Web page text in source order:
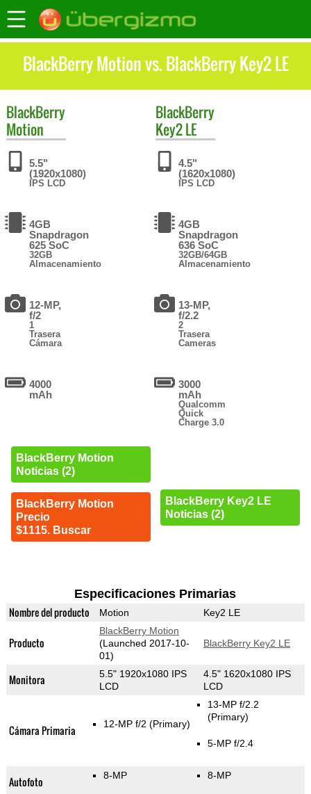
BlackBerry Motion vs. BlackBerry Key2 LE
BlackBerry
Motion
5.5"
(1920x1080)
IPS LCD
4GB
Snapdragon
625 SoC
32GB
Almacenamiento
12-MP,
f/2
1
Trasera
Cámara
4000
mAh
BlackBerry Motion
Noticias (2)
BlackBerry Motion
Precio
$1115. Buscar
BlackBerry
Key2 LE
4.5"
(1620x1080)
IPS LCD
4GB
Snapdragon
636 SoC
32GB/64GB
Almacenamiento
13-MP,
f/2.2
2
Trasera
Cameras
3000
mAh
Qualcomm
Quick
Charge 3.0
BlackBerry Key2 LE
Noticias (2)
Especificaciones Primarias
Nombre del producto Motion Key2 LE
Producto
BlackBerry Motion
(Launched 2017-10-
01)
BlackBerry Key2 LE
Monitora
5.5" 1920x1080 IPS
LCD
4.5" 1620x1080 IPS
LCD
Cámara Primaria 12-MP f/2 (Primary)
13-MP f/2.2
(Primary)
5-MP f/2.4
Autofoto 8-MP 8-MP